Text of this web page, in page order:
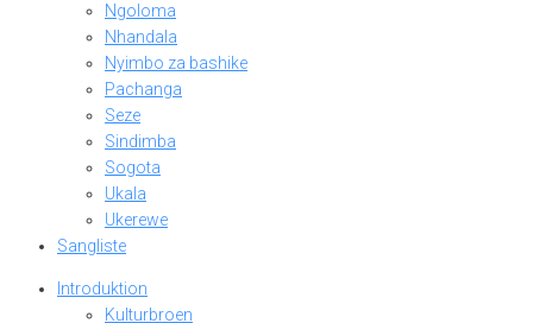
Ngoloma
Nhandala
Nyimbo za bashike
Pachanga
Seze
Sindimba
Sogota
Ukala
Ukerewe
Sangliste
Introduktion
Kulturbroen